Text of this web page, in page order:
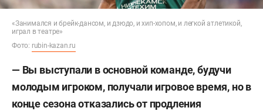
«Занимался и брейк-дансом, и дзюдо, и хип-хопом, и легкой атлетикой,
играл в театре»
Фото: rubin-kazan.ru
— Вы выступали в основной команде, будучи
молодым игроком, получали игровое время, но в
конце сезона отказались от продления